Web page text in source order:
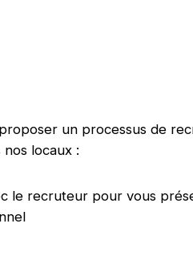
un processus de
locaux :
le recruteur pour vous